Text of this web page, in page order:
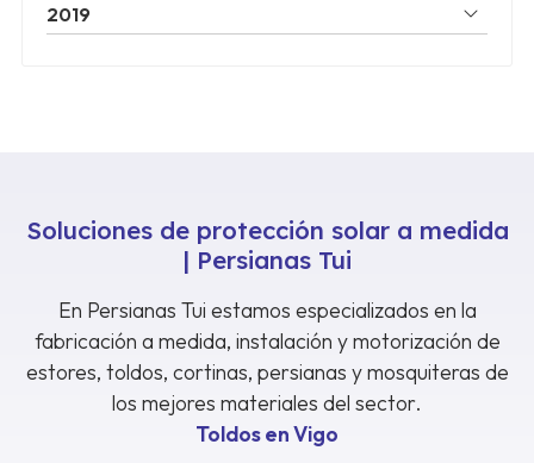
2019
Soluciones de protección solar a medida
| Persianas Tui
En Persianas Tui estamos especializados en la
fabricación a medida, instalación y motorización de
estores, toldos, cortinas, persianas y mosquiteras de
los mejores materiales del sector.
Toldos en Vigo